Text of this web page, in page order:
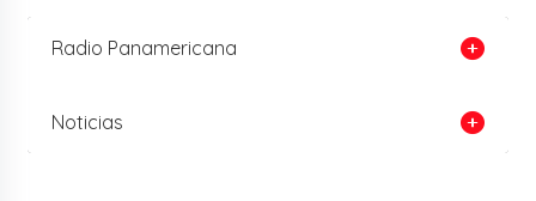
Radio Panamericana
Noticias